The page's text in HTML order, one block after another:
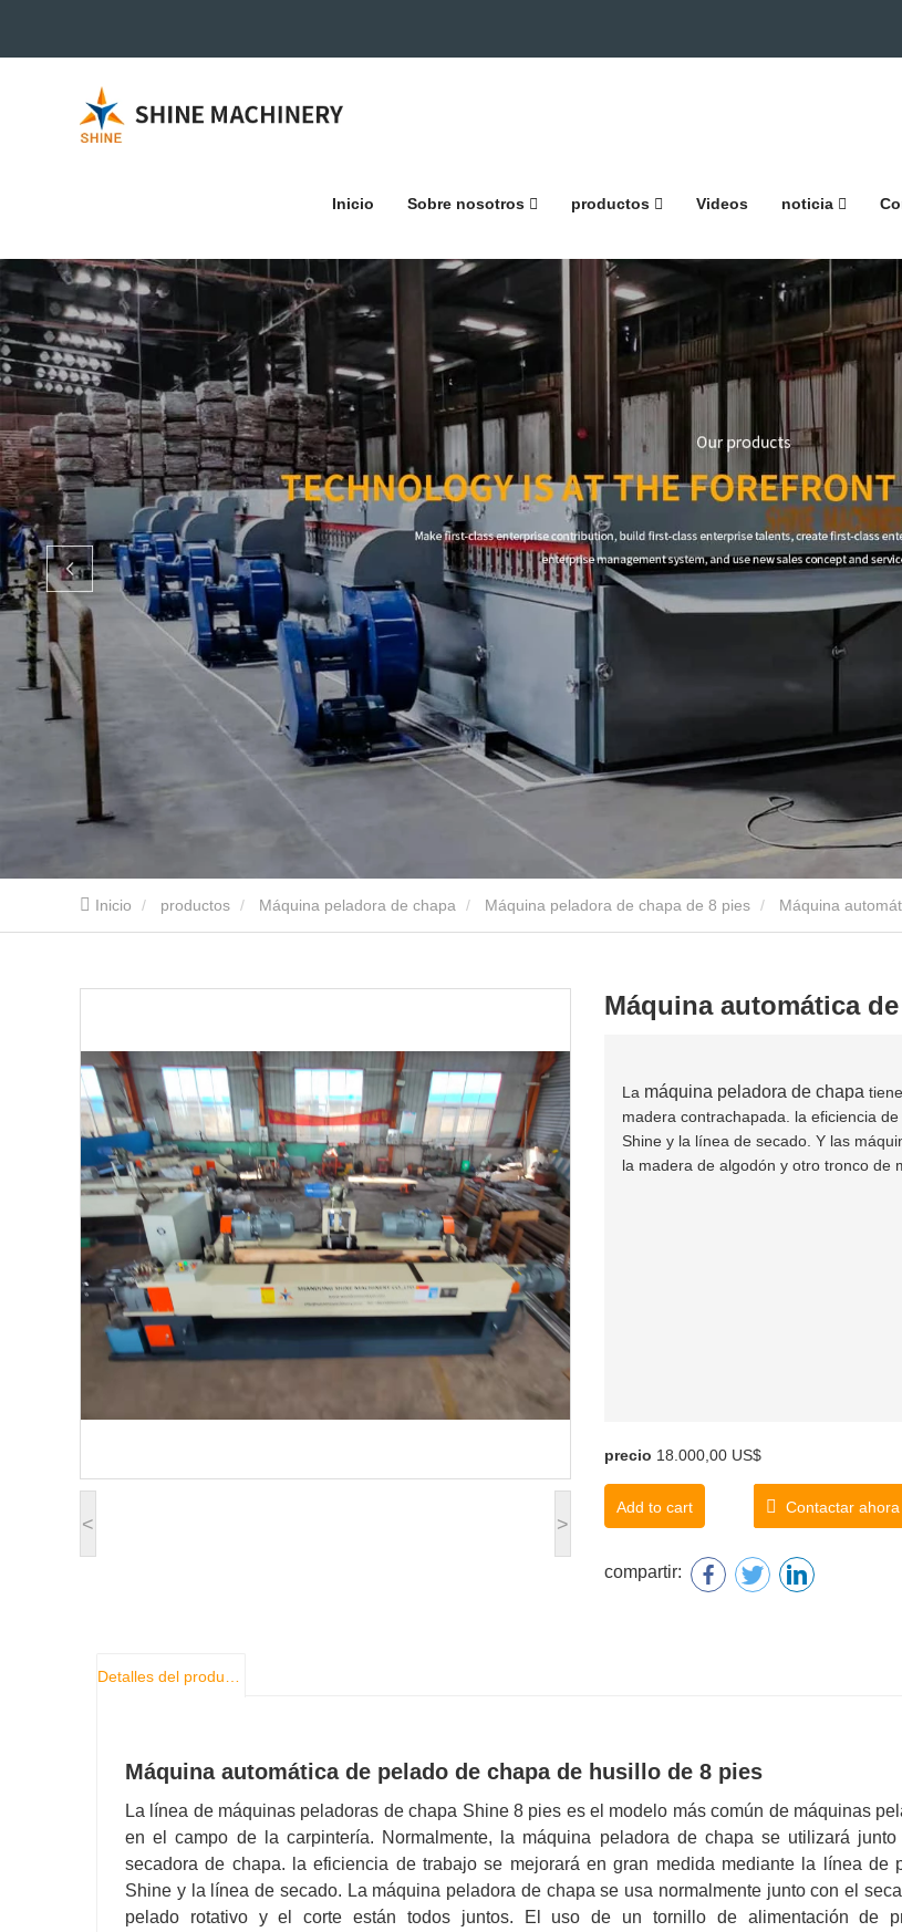
Inicio Sobre nosotros productos Videos noticia
Inicio productos Máquina peladora de chapa Máquina peladora de chapa de 8 pies Máquina
< >
Máquina automática
La máquina peladora de chapa
madera contrachapada. la eficiencia
Shine y la línea de secado. Y las
la madera de algodón y otro tronco de
precio 18.000,00 US$
Add to cart Contactar ahora
compartir:
Detalles del producto
Máquina automática de pelado de chapa de husillo de 8 pies
La línea de máquinas peladoras de chapa Shine 8 pies es el modelo más común de máquinas
en el campo de la carpintería. Normalmente, la máquina peladora de chapa se utilizará
secadora de chapa. la eficiencia de trabajo se mejorará en gran medida mediante la línea de
Shine y la línea de secado. La máquina peladora de chapa se usa normalmente junto con el
pelado rotativo y el corte están todos juntos. El uso de un tornillo de alimentación de